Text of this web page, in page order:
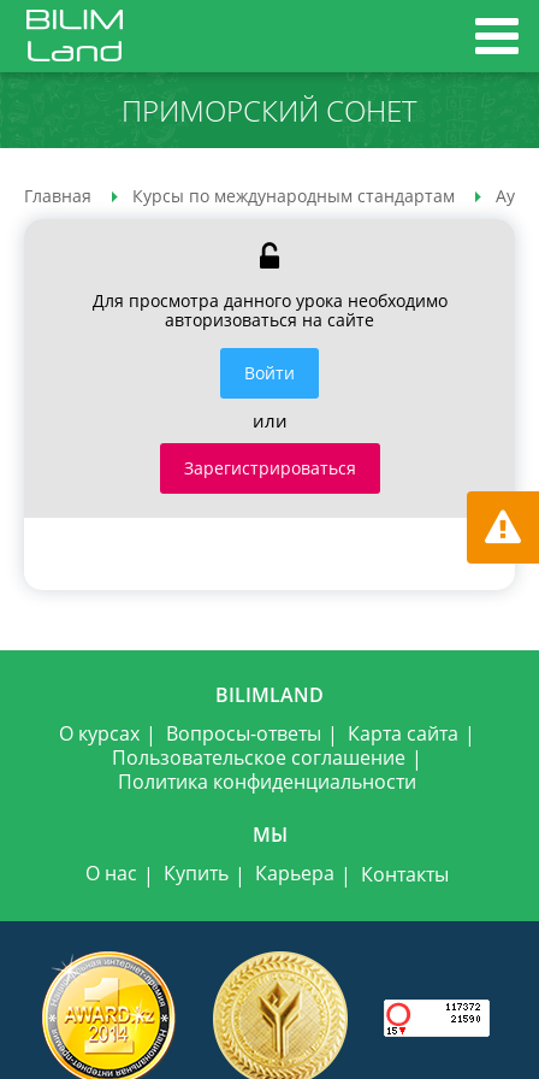
ПРИМОРСКИЙ СОНЕТ
Главная Курсы по международным стандартам
Для просмотра данного урока необходимо
авторизоваться на сайте
Войти
или
Зарегистрироваться
BILIMLAND
О курсах
Вопросы-ответы
Карта сайта
Пользовательское соглашение
Политика конфиденциальности
МЫ
О нас
Купить Карьера Контакты